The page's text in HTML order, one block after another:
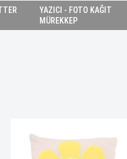
YAZICI - FOTO KAĞIT
MÜREKKEP